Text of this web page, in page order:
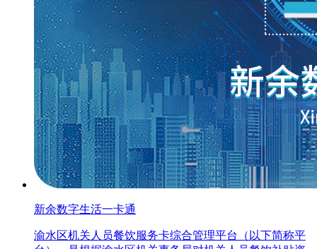
新余数字生活一卡通
渝水区机关人员餐饮服务卡综合管理平台（以下简称平